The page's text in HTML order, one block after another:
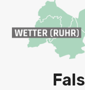
springen